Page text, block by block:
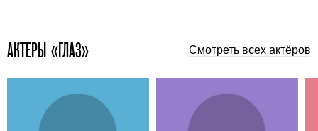
АКТЕРЫ «ГЛАЗ» Смотреть всех актёров